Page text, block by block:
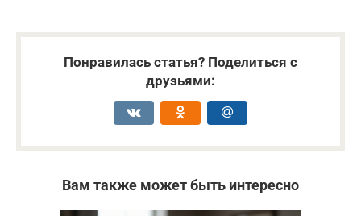
Понравилась статья? Поделиться с
друзьями:
Вам также может быть интересно